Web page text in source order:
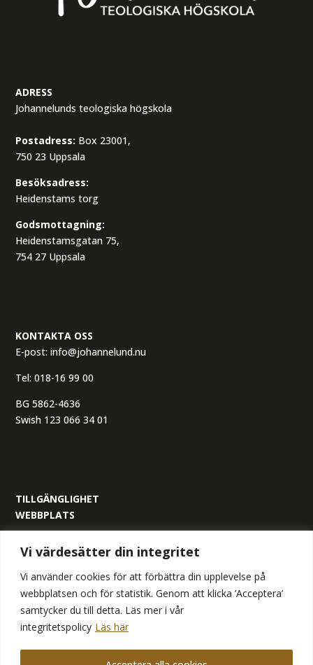
Vi värdesätter din integritet
Vi använder cookies för att förbättra din upplevelse på
webbplatsen och för statistik. Genom att klicka ’Acceptera’
samtycker du till detta. Läs mer i vår
integritetspolicy Läs här
ADRESS
Johannelunds teologiska högskola
Postadress: Box 23001,
750 23 Uppsala
Besöksadress:
Heidenstams torg
Godsmottagning:
Heidenstamsgatan 75,
754 27 Uppsala
KONTAKTA OSS
E-post:info@johannelund.nu
Tel:018-16 99 00
BG 5862-4636
Swish 123 066 34 01
TILLGÄNGLIGHET
WEBBPLATS
559305-6517